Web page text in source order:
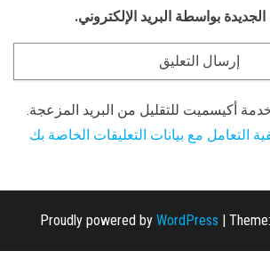
بواسطة البريد الإلكتروني.
أكيسميت للتقليل من البريد المزعجة.
التعامل مع بيانات التعليقات الخاصة بك
Proudly powered by WordPress | Theme: